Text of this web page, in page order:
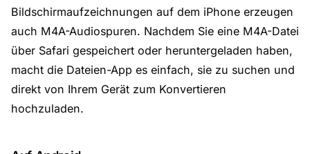
Bildschirmaufzeichnungen auf dem iPhone erzeugen
auch M4A-Audiospuren. Nachdem Sie eine M4A-Datei
über Safari gespeichert oder heruntergeladen haben,
macht die Dateien-App es einfach, sie zu suchen und
direkt von Ihrem Gerät zum Konvertieren
hochzuladen.